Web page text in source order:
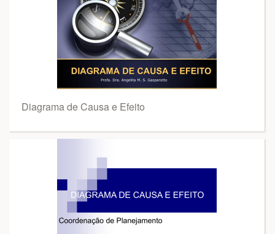
Diagrama de Causa e Efeito